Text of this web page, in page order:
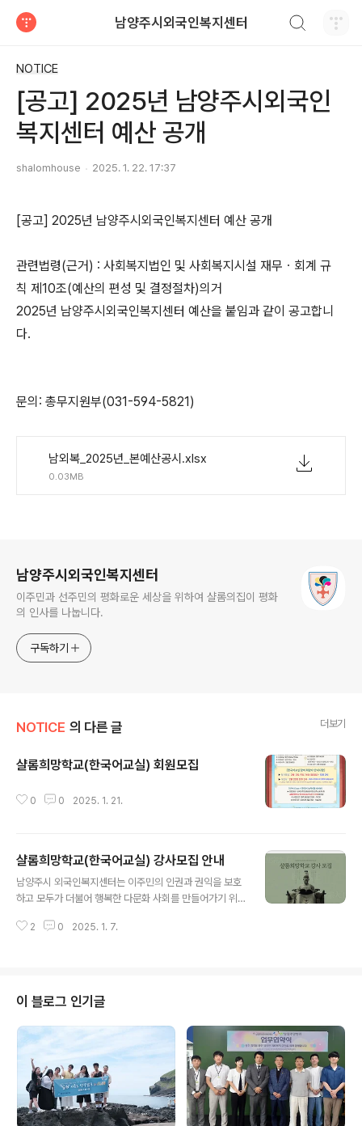
남양주시외국인복지센터
NOTICE
[공고] 2025년 남양주시외국인
복지센터 예산 공개
shalomhouse 2025. 1. 22. 17:37
[공고] 2025년 남양주시외국인복지센터 예산 공개
관련법령(근거) : 사회복지법인 및 사회복지시설 재무ㆍ회계 규
칙 제10조(예산의 편성 및 결정절차)의거
2025년 남양주시외국인복지센터 예산을 붙임과 같이 공고합니
다.
문의: 총무지원부(031-594-5821)
남외복_2025년_본예산공시.xlsx
0.03MB
남양주시외국인복지센터
이주민과 선주민의 평화로운 세상을 위하여 샬롬의집이 평화
의 인사를 나눕니다.
구독하기
NOTICE 의 다른 글 더보기
샬롬희망학교(한국어교실) 회원모집
0 0 2025. 1. 21.
샬롬희망학교(한국어교실) 강사모집 안내
남양주시 외국인복지센터는 이주민의 인권과 권익을 보호
하고 모두가 더불어 행복한 다문화 사회를 만들어가기 위
외국인주민 한국어교육 프로그램을 진행하고 있습니다. 외
영하고자 하며 이를 맡아 한국어교육을 수행할 역량 있는
강사를 모집하니 많은 참여 바랍니다.1. 모집개요모집 분야
∙외국인주민 대상 한국어교육(기초, 초급 과정 )모집 인원∙
2명(기초반 1명, 초급반 1명)강의 기간및 시간∙2025년 2
월 ~ 2025년 12월 (11개월) 기초2반: 매주 일요일 14:0
0 ~ 16:00 초급1반: 매..
2 0 2025. 1. 7.
이 블로그 인기글